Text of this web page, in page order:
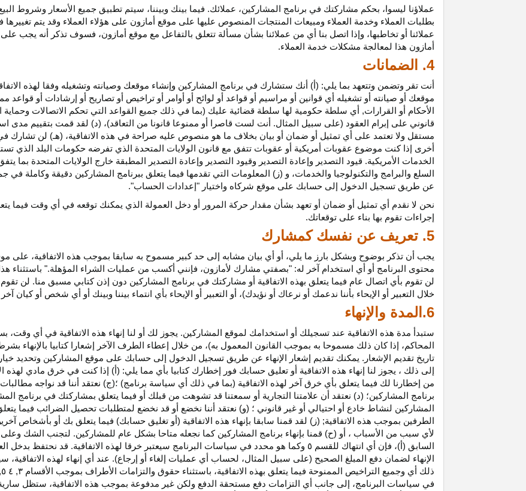
عملاؤنا ليسوا، بحكم مشاركتك في برنامج المشاركين، عملائك. فيما بينك وبيننا، سيتم تطبيق جميع الأسعار وشروط
بطلبات العملاء وخدمة العملاء ومبيعات المنتجات المنصوص عليها على موقع أمازون على هؤلاء العملاء وقد يتم
عملائنا أو تخاطبها، وإذا اتصل بنا أي من عملائنا بشأن مسألة تتعلق بالتفاعل مع موقع أمازون، فسوف تذكر أنه يجب على
أمازون هذا لمعالجة مشكلات خدمة العملاء.
4. الضمانات
أنت تقر وتضمن وتتعهد بما يلي: (أ) أنك ستشارك في برنامج المشاركين وإنشاء موقعك وصيانته وتشغيله وفقا لهذه
موقعك أو صيانته أو تشغيله أي قوانين أو مراسيم أو قواعد أو لوائح أو أوامر أو تراخيص أو تصاريح أو إرشادات أو قواعد
الأحكام أو القرارات, أي سلطة حكومية لها سلطة قضائية عليك (بما في ذلك جميع القواعد التي تحكم الاتصالات وحماية
قانوني على إبرام العقود (على سبيل المثال. أنت لست قاصرا أو ممنوعا قانونا من التعاقد)، (د) لقد قمت بتقييم مدى
مستقل ولا تعتمد على أي تمثيل أو ضمان أو بيان بخلاف ما هو منصوص عليه صراحة في هذه الاتفاقية، (هـ) لن
أخرى إذا كنت موضوع عقوبات أمريكية أو عقوبات تتفق مع قانون الولايات المتحدة الذي تفرضه حكومات البلد
الخدمات الأمريكية. قيود التصدير وإعادة التصدير وقيود التصدير وإعادة التصدير المطبقة خارج الولايات المتحدة بما
السلع والبرامج والتكنولوجيا والخدمات، و (ز) المعلومات التي تقدمها فيما يتعلق ببرنامج المشاركين دقيقة وكاملة
عن طريق تسجيل الدخول إلى حسابك على موقع شركاه واختيار "إعدادات الحساب".
نحن لا نقدم أي تمثيل أو ضمان أو تعهد بشأن مقدار حركة المرور أو دخل العمولة الذي يمكنك توقعه في أي وقت فيما
إجراءات تقوم بها بناء على توقعاتك.
5. تعريف عن نفسك كمشارك
يجب أن تذكر بوضوح وبشكل بارز ما يلي، أو أي بيان مشابه إلى حد كبير مسموح به سابقا بموجب هذه الاتفاقية، على
محتوى البرنامج أو أي استخدام آخر له: "بصفتي مشارك لأمازون، فإنني أكسب من عمليات الشراء المؤهلة." باستثناء
لن تقوم بأي اتصال عام فيما يتعلق بهذه الاتفاقية أو مشاركتك في برنامج المشاركين دون إذن كتابي مسبق منا. لن
خلال التعبير أو الإيحاء بأننا ندعمك أو نرعاك أو نؤيدك)، أو التعبير أو الإيحاء بأي انتماء بيننا وبينك أو أي شخص أو كيان
6.المدة والإنهاء
ستبدأ مدة هذه الاتفاقية عند تسجيلك أو استخدامك لموقع المشاركين. يجوز لك أو لنا إنهاء هذه الاتفاقية في أي وقت،
المحاكم، إذا كان ذلك مسموحا به بموجب القانون المعمول به)، من خلال إعطاء الطرف الآخر إشعارا كتابيا بالإنهاء بشرط
تاريخ تقديم الإشعار. يمكنك تقديم إشعار الإنهاء عن طريق تسجيل الدخول إلى حسابك على موقع المشاركين وتحديد
إلى ذلك ، يجوز لنا إنهاء هذه الاتفاقية أو تعليق حسابك فور إخطارك كتابيا بأي مما يلي: (أ) إذا كنت في خرق مادي
من إخطارنا لك فيما يتعلق بأي خرق آخر لهذه الاتفاقية (بما في ذلك أي سياسة برنامج) ؛(ج) نعتقد أننا قد نواجه
برنامج المشاركين؛ (د) نعتقد أن علامتنا التجارية أو سمعتنا قد تشوهت من قبلك أو فيما يتعلق بمشاركتك في برنامج
المشاركين لنشاط خادع أو احتيالي أو غير قانوني ؛ (و) نعتقد أننا نخضع أو قد نخضع لمتطلبات تحصيل الضرائب فيما
الطرفين بموجب هذه الاتفاقية; (ز) لقد قمنا سابقا بإنهاء هذه الاتفاقية (أو تغليق حسابك) فيما يتعلق بك أو بأشخاص
لأي سبب من الأسباب ، أو (ح) قمنا بإنهاء برنامج المشاركين كما نجعله متاحا بشكل عام للمشاركين. لتجنب الشك
السابق (أ)، فإن أي انتهاك للقسم ٥ وكما هو محدد في سياسات البرنامج سيعتبر خرقا لهذه الاتفاقية. قد
الإنهاء لضمان دفع المبلغ الصحيح (على سبيل المثال، لحساب أي عمليات إلغاء أو إرجاع). عند أي إنهاء لهذه
الاتفاقية،
ذلك أي وجميع التراخيص الممنوحة فيما يتعلق بهذه
الاتفاقية، باستثناء حقوق والتزامات الأطراف بموجب الأقسام ۳, ٤ ٥, ٦,
في سياسات البرنامج، إلى جانب أي التزامات دفع مستحقة
الدفع ولكن غير مدفوعة بموجب هذه الاتفاقية، ستظل سارية